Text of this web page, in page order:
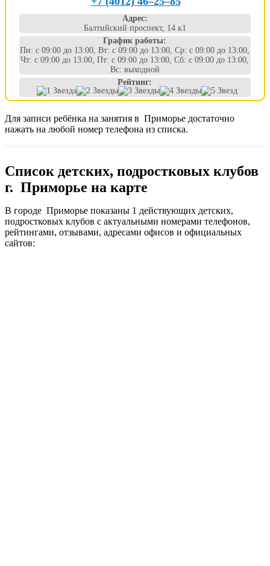
Адрес:
Балтийский проспект, 14 к1
График работы:
Пн: с 09:00 до 13:00, Вт: с 09:00 до 13:00, Ср: с 09:00 до 13:00,
Чт: с 09:00 до 13:00, Пт: с 09:00 до 13:00, Сб: с 09:00 до 13:00,
Вс: выходной
Рейтинг:
Для записи ребёнка на занятия в Приморье достаточно
нажать на любой номер телефона из списка.
Список детских, подростковых клубов
г. Приморье на карте
В городе Приморье показаны 1 действующих детских,
подростковых клубов с актуальными номерами телефонов,
рейтингами, отзывами, адресами офисов и официальных
сайтов: